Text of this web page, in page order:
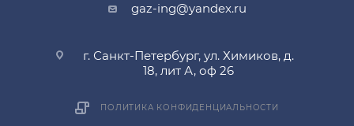
gaz-ing@yandex.ru
г. Санкт-Петербург, ул. Химиков, д.
18, лит А, оф 26
ПОЛИТИКА КОНФИДЕНЦИАЛЬНОСТИ